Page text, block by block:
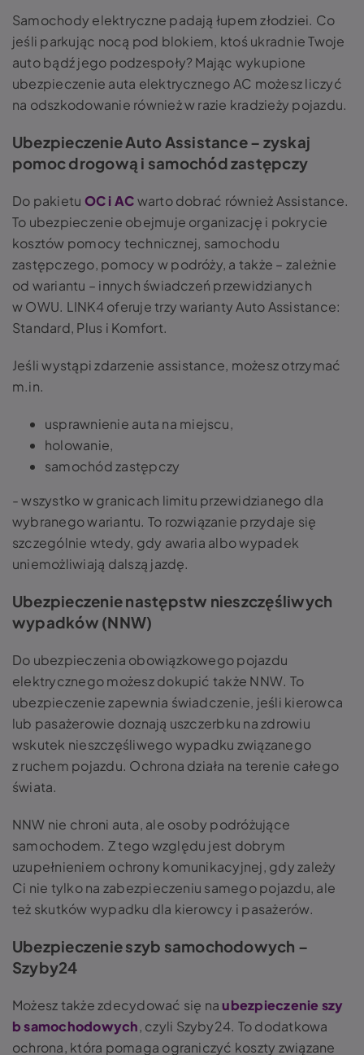
Samochody elektryczne padają łupem złodziei. Co
jeśli parkując nocą pod blokiem, ktoś ukradnie Twoje
auto bądź jego podzespoły? Mając wykupione
ubezpieczenie auta elektrycznego AC możesz liczyć
na odszkodowanie również w razie kradzieży pojazdu.
Ubezpieczenie Auto Assistance – zyskaj
pomoc drogową i samochód zastępczy
Do pakietu OC i ACwarto dobrać również Assistance.
To ubezpieczenie obejmuje organizację i pokrycie
kosztów pomocy technicznej, samochodu
zastępczego, pomocy w podróży, a także – zależnie
od wariantu – innych świadczeń przewidzianych
w OWU. LINK4 oferuje trzy warianty Auto Assistance:
Standard, Plus i Komfort.
Jeśli wystąpi zdarzenie assistance, możesz otrzymać
m.in.
usprawnienie auta na miejscu,
holowanie,
samochód zastępczy
- wszystko w granicach limitu przewidzianego dla
wybranego wariantu. To rozwiązanie przydaje się
szczególnie wtedy, gdy awaria albo wypadek
uniemożliwiają dalszą jazdę.
Ubezpieczenie następstw nieszczęśliwych
wypadków (NNW)
Do ubezpieczenia obowiązkowego pojazdu
elektrycznego możesz dokupić także NNW. To
ubezpieczenie zapewnia świadczenie, jeśli kierowca
lub pasażerowie doznają uszczerbku na zdrowiu
wskutek nieszczęśliwego wypadku związanego
z ruchem pojazdu. Ochrona działa na terenie całego
świata.
NNW nie chroni auta, ale osoby podróżujące
samochodem. Z tego względu jest dobrym
uzupełnieniem ochrony komunikacyjnej, gdy zależy
Ci nie tylko na zabezpieczeniu samego pojazdu, ale
też skutków wypadku dla kierowcy i pasażerów.
Ubezpieczenie szyb samochodowych –
Szyby24
Możesz także zdecydować się naubezpieczenie szy
b samochodowych, czyli Szyby24. To dodatkowa
ochrona, która pomaga ograniczyć koszty związane